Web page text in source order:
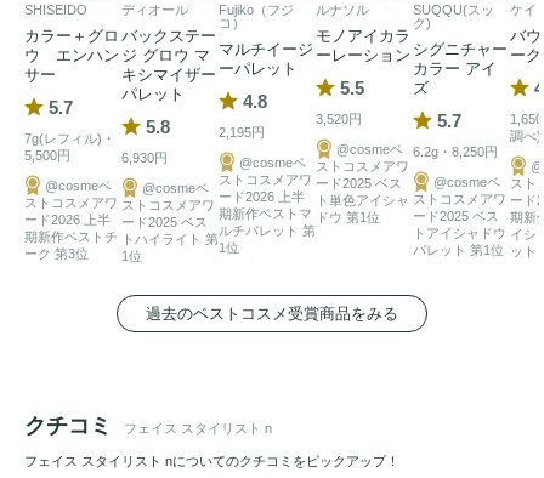
SHISEIDO
カラー＋グロ
ウ エンハン
サー
5.7
7g(レフィル)・
5,500円
@cosmeベ
ストコスメアワ
ード2026 上半
期新作ベストチ
ーク 第3位
ディオール
バックステー
ジ グロウ マ
キシマイザー
パレット
5.8
6,930円
@cosmeベ
ストコスメアワ
ード2025 ベス
トハイライト 第
1位
Fujiko（フジ
コ）
マルチイージ
ーパレット
4.8
2,195円
@cosmeベ
ストコスメアワ
ード2026 上半
期新作ベストマ
ルチパレット 第
1位
ルナソル
モノアイカラ
ーレーション
5.5
3,520円
@cosmeベ
ストコスメアワ
ード2025 ベス
ト単色アイシャ
ドウ 第1位
SUQQU(スッ
ク)
シグニチャー
カラー アイ
ズ
5.7
6.2g・8,250円
@cosmeベ
ストコスメアワ
ード2025 ベス
トアイシャドウ
パレット 第1位
ケイ
バ
ー
調べ)
スト
ード
期新
イシ
ット
過去のベストコスメ受賞商品をみる
クチコミ フェイス スタイリスト n
フェイス スタイリスト nについてのクチコミをピックアップ！